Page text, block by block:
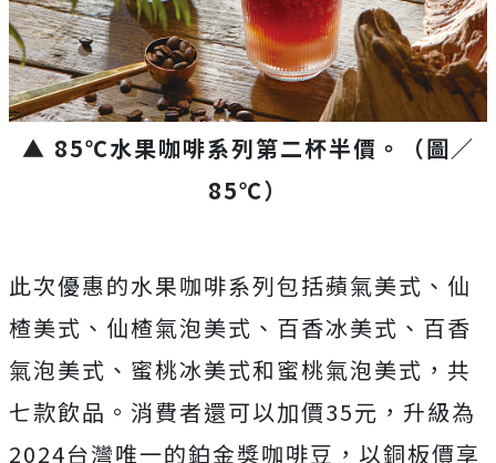
▲ 85℃水果咖啡系列第二杯半價。（圖／
85℃）
此次優惠的水果咖啡系列包括蘋氣美式、仙
楂美式、仙楂氣泡美式、百香冰美式、百香
氣泡美式、蜜桃冰美式和蜜桃氣泡美式，共
七款飲品。消費者還可以加價35元，升級為
2024台灣唯一的鉑金獎咖啡豆，以銅板價享